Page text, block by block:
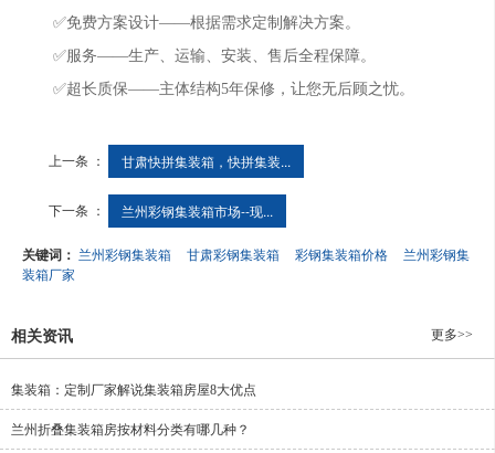
✅免费方案设计——根据需求定制解决方案。
✅服务——生产、运输、安装、售后全程保障。
✅超长质保——主体结构5年保修，让您无后顾之忧。
上一条 ： 甘肃快拼集装箱，快拼集装...
下一条 ： 兰州彩钢集装箱市场--现...
关键词： 兰州彩钢集装箱 甘肃彩钢集装箱 彩钢集装箱价格
兰州彩钢集
装箱厂家
相关资讯 更多>>
集装箱：定制厂家解说集装箱房屋8大优点
兰州折叠集装箱房​按材料分类有哪几种？